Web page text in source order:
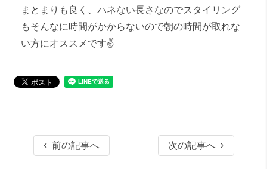
まとまりも良く、ハネない長さなのでスタイリング
もそんなに時間がかからないので朝の時間が取れな
い方にオススメです✌️
前の記事へ 次の記事へ